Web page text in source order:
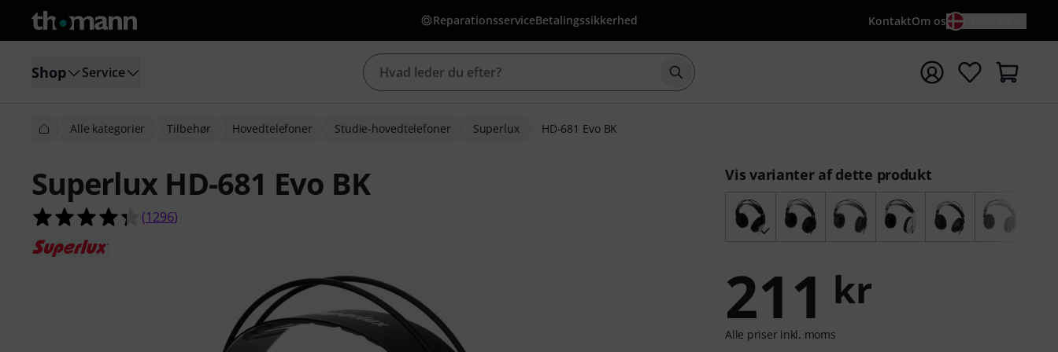
ReparationsserviceBetalingssikkerhed KontaktOm os
Shop Service Start søgning med søgeord {searchTerm}
Alle kategorier Tilbehør Hovedtelefoner Studie-hovedtelefoner Superlux HD-681 Evo BK
Superlux HD-681 Evo BK
4.3 ud af 5 stjerner fra 1296 kundebedømmelser
(1296)
Vis varianter af dette produkt
211 kr
Alle priser inkl. moms